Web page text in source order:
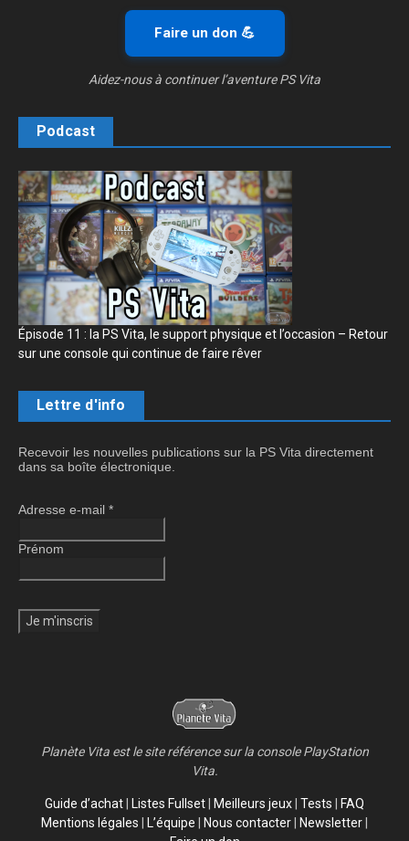
Faire un don 💪
Aidez-nous à continuer l’aventure PS Vita
Podcast
Épisode 11 : la PS Vita, le support physique et l’occasion – Retour
sur une console qui continue de faire rêver
Lettre d'info
Recevoir les nouvelles publications sur la PS Vita directement
dans sa boîte électronique.
Adresse e-mail *
Prénom
Planète Vita est le site référence sur la console PlayStation
Vita.
Guide d’achat Listes Fullset Meilleurs jeux Tests
FAQ
Mentions légales
L’équipe Nous contacter Newsletter